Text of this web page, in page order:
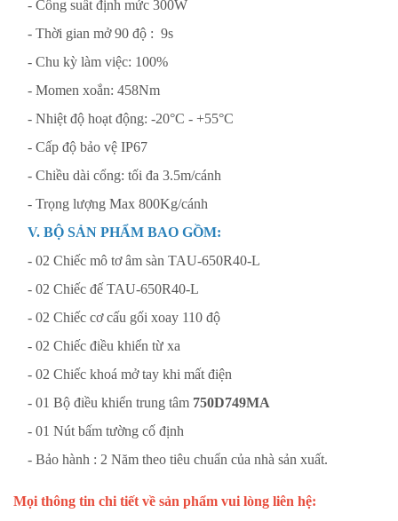
- Công suất định mức 300W
- Thời gian mở 90 độ : 9s
- Chu kỳ làm việc: 100%
- Momen xoắn: 458Nm
- Nhiệt độ hoạt động: -20°C - +55°C
- Cấp độ bảo vệ IP67
- Chiều dài cổng: tối đa 3.5m/cánh
- Trọng lượng Max 800Kg/cánh
V. BỘ SẢN PHẨM BAO GỒM:
- 02 Chiếc mô tơ âm sàn TAU-650R40-L
- 02 Chiếc đế TAU-650R40-L
- 02 Chiếc cơ cấu gối xoay 110 độ
- 02 Chiếc điều khiển từ xa
- 02 Chiếc khoá mở tay khi mất điện
- 01 Bộ điều khiển trung tâm 750D749MA
- 01 Nút bấm tường cố định
- Bảo hành : 2 Năm theo tiêu chuẩn của nhà sản xuất.
Mọi thông tin chi tiết về sản phẩm vui lòng liên hệ: